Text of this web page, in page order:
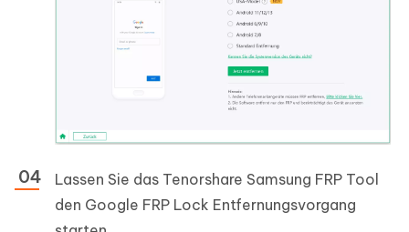
Lassen Sie das Tenorshare Samsung FRP Tool
den Google FRP Lock Entfernungsvorgang